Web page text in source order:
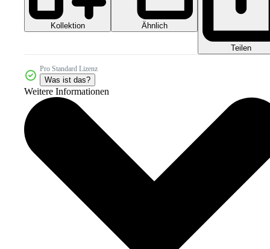
Kollektion Ähnlich
Teilen
Pro Standard Lizenz
Was ist das?
Weitere Informationen